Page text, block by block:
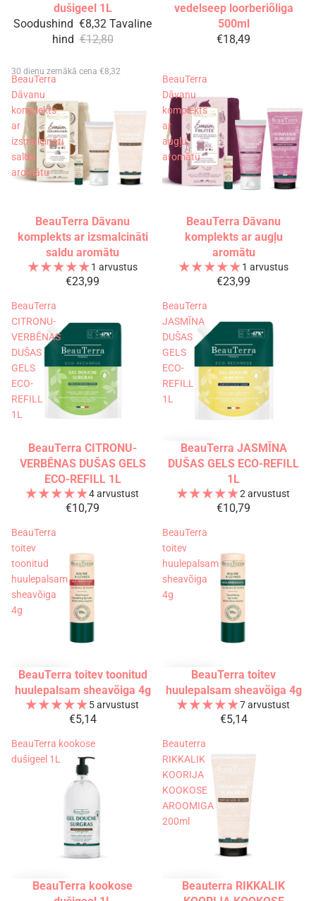
dušigeel 1L
Soodushind €8,32 Tavaline
hind €12,80
30 dienu zemākā cena €8,32
vedelseep loorberiõliga
500ml
€18,49
BeauTerra
Dāvanu
komplekts
ar
izsmalcināti
saldu
aromātu
Välja müüdud
BeauTerra Dāvanu
komplekts ar izsmalcināti
saldu aromātu
1 arvustus
€23,99
BeauTerra
Dāvanu
komplekts
ar
augļu
aromātu
Välja müüdud
BeauTerra Dāvanu
komplekts ar augļu
aromātu
1 arvustus
€23,99
BeauTerra
CITRONU-
VERBĒNAS
DUŠAS
GELS
ECO-
REFILL
1L
Välja müüdud
UudisBeauTerra CITRONU-
VERBĒNAS DUŠAS GELS
ECO-REFILL 1L
4 arvustust
€10,79
BeauTerra
JASMĪNA
DUŠAS
GELS
ECO-
REFILL
1L
UudisBeauTerra JASMĪNA
DUŠAS GELS ECO-REFILL
1L
2 arvustust
€10,79
BeauTerra
toitev
toonitud
huulepalsam
sheavõiga
4g
Uudis
BeauTerra toitev toonitud
huulepalsam sheavõiga 4g
5 arvustust
€5,14
BeauTerra
toitev
huulepalsam
sheavõiga
4g
TOP
BeauTerra toitev
huulepalsam sheavõiga 4g
7 arvustust
€5,14
BeauTerra kookose
dušigeel 1L
BeauTerra kookose
Beauterra
RIKKALIK
KOORIJA
KOOKOSE
AROOMIGA
200ml
Beauterra RIKKALIK